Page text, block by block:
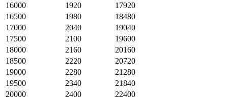
16000
1920
17920
16500
1980
18480
17000
2040
19040
17500
2100
19600
18000
2160
20160
18500
2220
20720
19000
2280
21280
19500
2340
21840
20000
2400
22400